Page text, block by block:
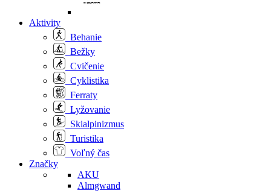
Aktivity
Behanie
Bežky
Cvičenie
Cyklistika
Ferraty
Lyžovanie
Skialpinizmus
Turistika
Voľný čas
Značky
AKU
Almgwand